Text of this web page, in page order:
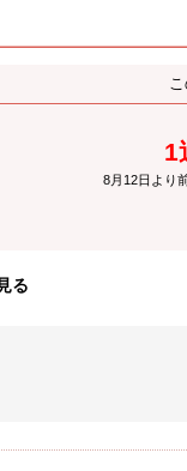
1
8月12日より
る